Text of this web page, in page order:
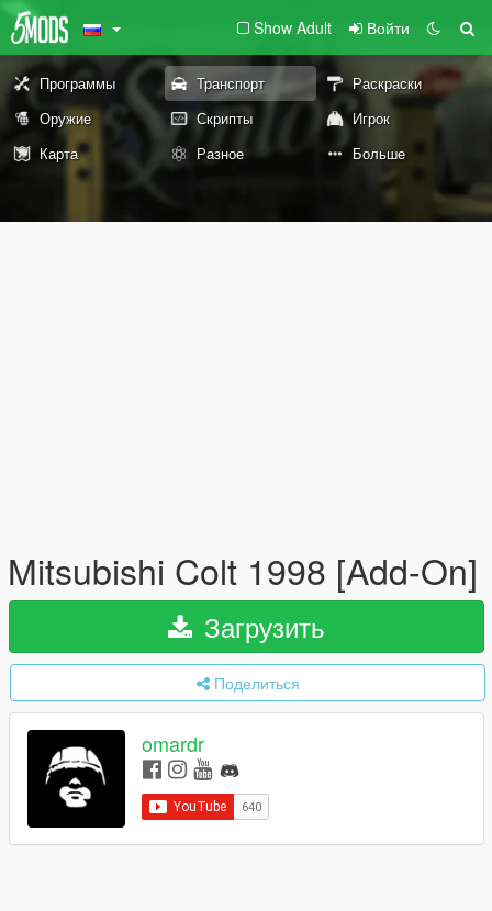
Show Adult Войти
Программы Транспорт
Раскраски
Оружие
Скрипты
Игрок
Карта
Разное Больше
Mitsubishi Colt 1998 [Add-On]
Загрузить
Поделиться
omardr